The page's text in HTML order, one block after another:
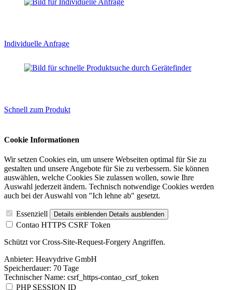
Individuelle Anfrage
Schnell zum Produkt
Cookie Informationen
Wir setzen Cookies ein, um unsere Webseiten optimal für Sie zu
gestalten und unsere Angebote für Sie zu verbessern. Sie können
auswählen, welche Cookies Sie zulassen wollen, sowie Ihre
Auswahl jederzeit ändern. Technisch notwendige Cookies werden
auch bei der Auswahl von "Ich lehne ab" gesetzt.
Essenziell Details einblenden Details ausblenden
Contao HTTPS CSRF Token
Schützt vor Cross-Site-Request-Forgery Angriffen.
Anbieter: Heavydrive GmbH
Speicherdauer: 70 Tage
Technischer Name: csrf_https-contao_csrf_token
PHP SESSION ID